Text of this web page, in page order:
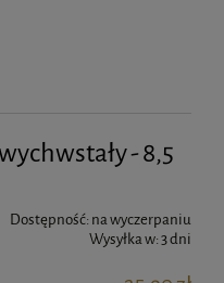
- 8,5
Dostępność: na wyczerpaniu
Wysyłka w:3 dni